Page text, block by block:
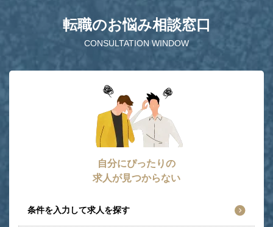
CONSULTATION WINDOW
転職のお悩み相談窓口
自分にぴったりの
求人が見つからない
条件を入力して求人を探す